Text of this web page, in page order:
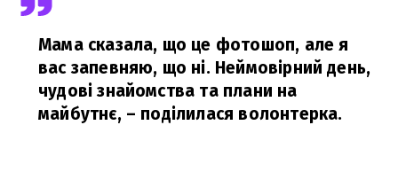
Мама сказала, що це фотошоп, але я
вас запевняю, що ні. Неймовірний день,
чудові знайомства та плани на
майбутнє, – поділилася волонтерка.